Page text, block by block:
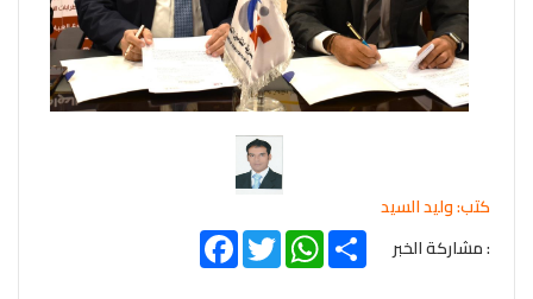
كتب: وليد السيد
: مشاركة الخبر
FacebookTwitter
WhatsAppShare